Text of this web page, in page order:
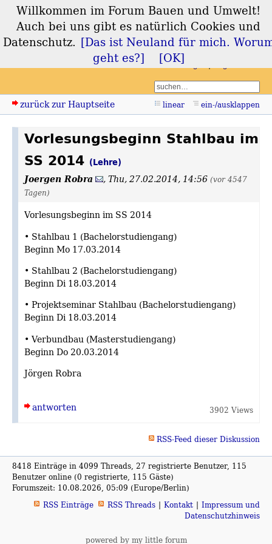
Forum Bauen und
Umwelt
zurück zur Hauptseite linear ein-/ausklappen
Vorlesungsbeginn Stahlbau im
SS 2014 (Lehre)
Joergen Robra ,Thu, 27.02.2014, 14:56 (vor 4547
Tagen)
Vorlesungsbeginn im SS 2014
• Stahlbau 1 (Bachelorstudiengang)
Beginn Mo 17.03.2014
• Stahlbau 2 (Bachelorstudiengang)
Beginn Di 18.03.2014
• Projektseminar Stahlbau (Bachelorstudiengang)
Beginn Di 18.03.2014
• Verbundbau (Masterstudiengang)
Beginn Do 20.03.2014
Jörgen Robra
antworten 3902 Views
RSS-Feed dieser Diskussion
8418 Einträge in 4099 Threads, 27 registrierte Benutzer, 115
Benutzer online (0 registrierte, 115 Gäste)
Forumszeit: 10.08.2026, 05:09 (Europe/Berlin)
RSS Einträge
RSS Threads Kontakt
Impressum und
Datenschutzhinweis
powered by my little forum
Willkommen im Forum Bauen und Umwelt!
Auch bei uns gibt es natürlich Cookies und
Datenschutz. [Das ist Neuland für mich.
geht es?]
[OK]